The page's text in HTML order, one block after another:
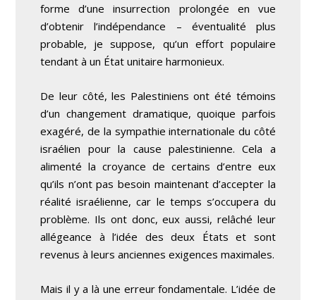
forme d’une insurrection prolongée en vue
d’obtenir l’indépendance – éventualité plus
probable, je suppose, qu’un effort populaire
tendant à un État unitaire harmonieux.
De leur côté, les Palestiniens ont été témoins
d’un changement dramatique, quoique parfois
exagéré, de la sympathie internationale du côté
israélien pour la cause palestinienne. Cela a
alimenté la croyance de certains d’entre eux
qu’ils n’ont pas besoin maintenant d’accepter la
réalité israélienne, car le temps s’occupera du
problème. Ils ont donc, eux aussi, relâché leur
allégeance à l’idée des deux États et sont
revenus à leurs anciennes exigences maximales.
Mais il y a là une erreur fondamentale. L’idée de